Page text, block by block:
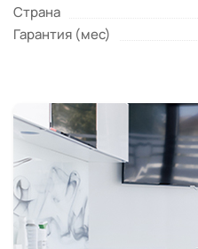
Страна
Гарантия (мес)